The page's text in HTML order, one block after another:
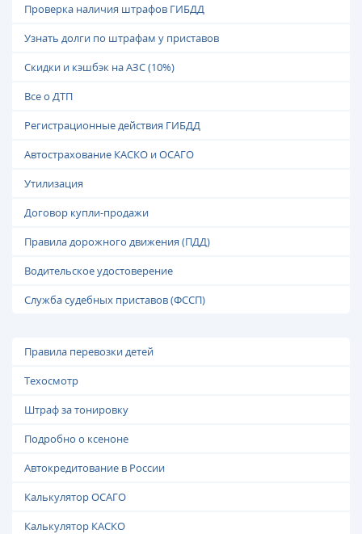
Проверка наличия штрафов ГИБДД
Узнать долги по штрафам у приставов
Скидки и кэшбэк на АЗС (10%)
Все о ДТП
Регистрационные действия ГИБДД
Автострахование КАСКО и ОСАГО
Утилизация
Договор купли-продажи
Правила дорожного движения (ПДД)
Водительское удостоверение
Служба судебных приставов (ФССП)
Правила перевозки детей
Техосмотр
Штраф за тонировку
Подробно о ксеноне
Автокредитование в России
Калькулятор ОСАГО
Калькулятор КАСКО